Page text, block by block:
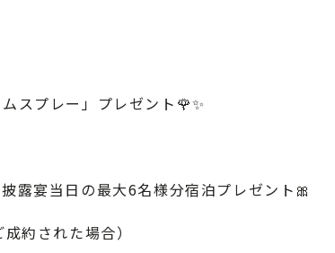
スプレー」プレゼント🌹✨
露宴当日の最大6名様分宿泊プレゼント🎀
約された場合）